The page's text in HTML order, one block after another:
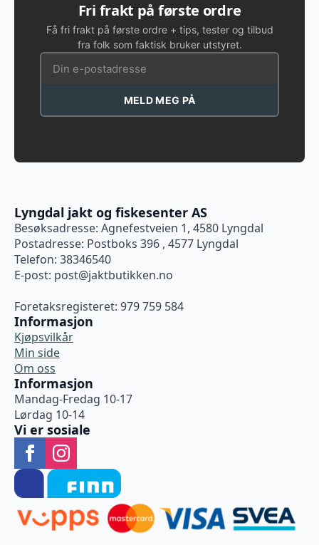
Fri frakt på første ordre
Få fri frakt på første ordre + tips, tester og tilbud
fra folk som faktisk bruker utstyret.
MELD MEG PÅ
Lyngdal jakt og fiskesenter AS
Besøksadresse: Agnefestveien 1, 4580 Lyngdal
Postadresse: Postboks 396 , 4577 Lyngdal
Telefon: 38346540
E-post: post@jaktbutikken.no
Foretaksregisteret: 979 759 584
Informasjon
Kjøpsvilkår
Min side
Om oss
Informasjon
Mandag-Fredag 10-17
Lørdag 10-14
Vi er sosiale